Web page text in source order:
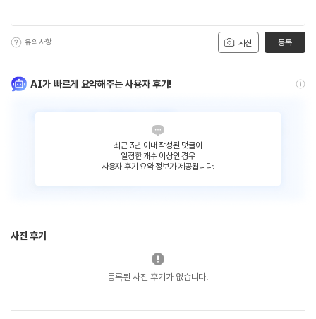
사진
유의사항 등록
AI가 빠르게 요약해주는 사용자 후기!
최근 3년 이내 작성된 댓글이
일정한 개수 이상인 경우
사용자 후기 요약 정보가 제공됩니다.
사진 후기
등록된 사진 후기가 없습니다.